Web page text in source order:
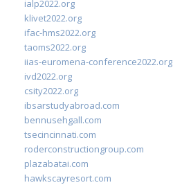
ialp2022.org
klivet2022.org
ifac-hms2022.org
taoms2022.org
iias-euromena-conference2022.org
ivd2022.org
csity2022.org
ibsarstudyabroad.com
bennusehgall.com
tsecincinnati.com
roderconstructiongroup.com
plazabatai.com
hawkscayresort.com